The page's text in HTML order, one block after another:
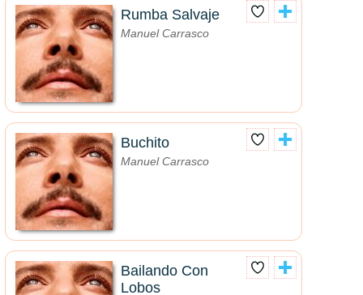
Rumba Salvaje
Manuel Carrasco
Buchito
Manuel Carrasco
Bailando Con
Lobos